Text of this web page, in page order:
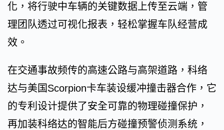
化，将行驶中车辆的关键数据上传至云端，管
理团队透过可视化报表，轻松掌握车队经营成
效。
在交通事故频传的高速公路与高架道路，科络
达与美国Scorpion卡车装设缓冲撞击器合作，它
的专利设计提供了安全可靠的物理碰撞保护，
再加装科络达的智能后方碰撞预警侦测系统，